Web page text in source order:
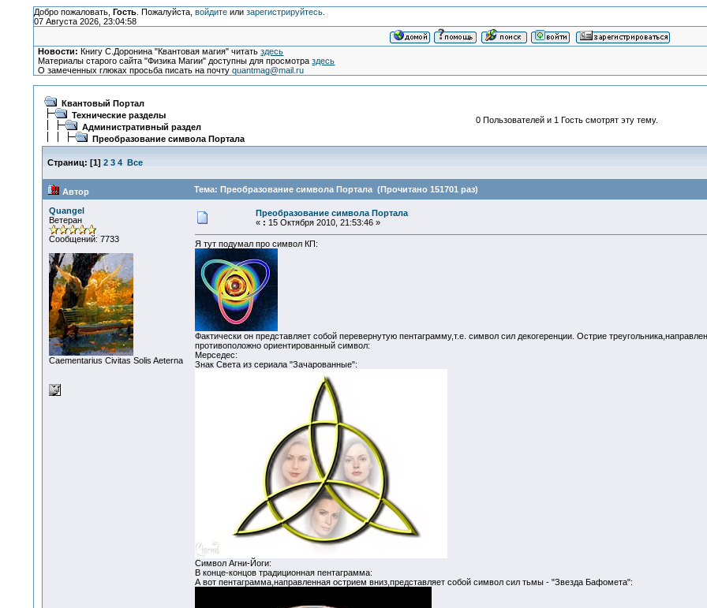
Добро пожаловать, Гость. Пожалуйста, войдитеили зарегистрируйтесь.
07 Августа 2026, 23:04:58
Новости: Книгу С.Доронина "Квантовая магия" читатьздесь
Материалы старого сайта "Физика Магии" доступны для просмотраздесь
О замеченных глюках просьба писать на почтуquantmag@mail.ru
Квантовый Портал
Технические разделы
Административный раздел
Преобразование символа Портала
0 Пользователей и 1 Гость смотрят эту тему.
Страниц: [1] 2 3 4 Все
Автор Тема: Преобразование символа Портала (Прочитано 151701 раз)
Quangel
Ветеран
Сообщений: 7733
Сaementarius Civitas Solis Aeterna
Преобразование символа Портала
« : 15 Октября 2010, 21:53:46 »
Я тут подумал про символ КП:
Фактически он представляет собой перевернутую пентаграмму,т.е. символ сил декогеренции. Острие
противоположно ориентированный символ:
Мерседес:
Знак Света из сериала "Зачарованные":
Символ Агни-Йоги:
В конце-концов традиционная пентаграмма:
А вот пентаграмма,направленная острием вниз,представляет собой символ сил тьмы - "Звезда Бафомета":